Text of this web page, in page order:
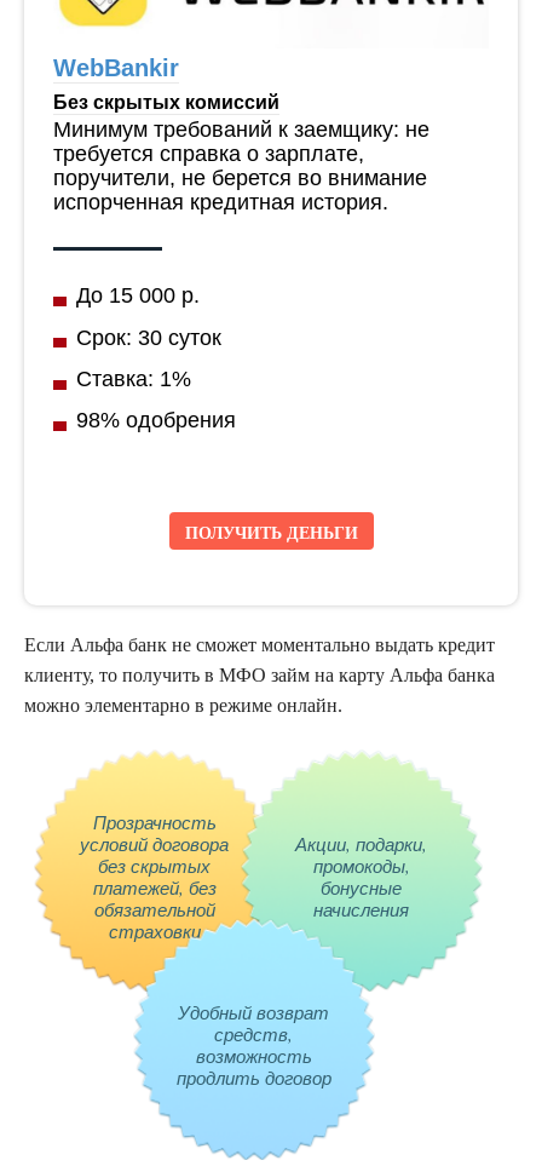
WebBankir
Без скрытых комиссий
Минимум требований к заемщику: не
требуется справка о зарплате,
поручители, не берется во внимание
испорченная кредитная история.
До 15 000 р.
Срок: 30 суток
Ставка: 1%
98% одобрения
ПОЛУЧИТЬ ДЕНЬГИ
Если Альфа банк не сможет моментально выдать кредит
клиенту, то получить в МФО займ на карту Альфа банка
можно элементарно в режиме онлайн.
Прозрачность
условий договора
без скрытых
платежей, без
обязательной
страховки
Акции, подарки,
промокоды,
бонусные
начисления
Удобный возврат
средств,
возможность
продлить договор